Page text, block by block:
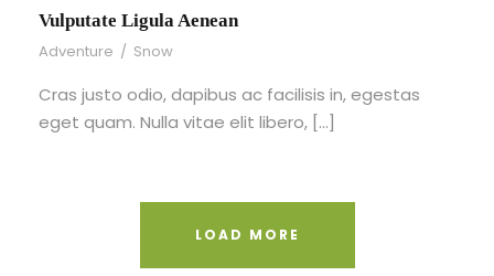
Vulputate Ligula Aenean
Adventure / Snow
Cras justo odio, dapibus ac facilisis in, egestas
eget quam. Nulla vitae elit libero, […]
LOAD MORE